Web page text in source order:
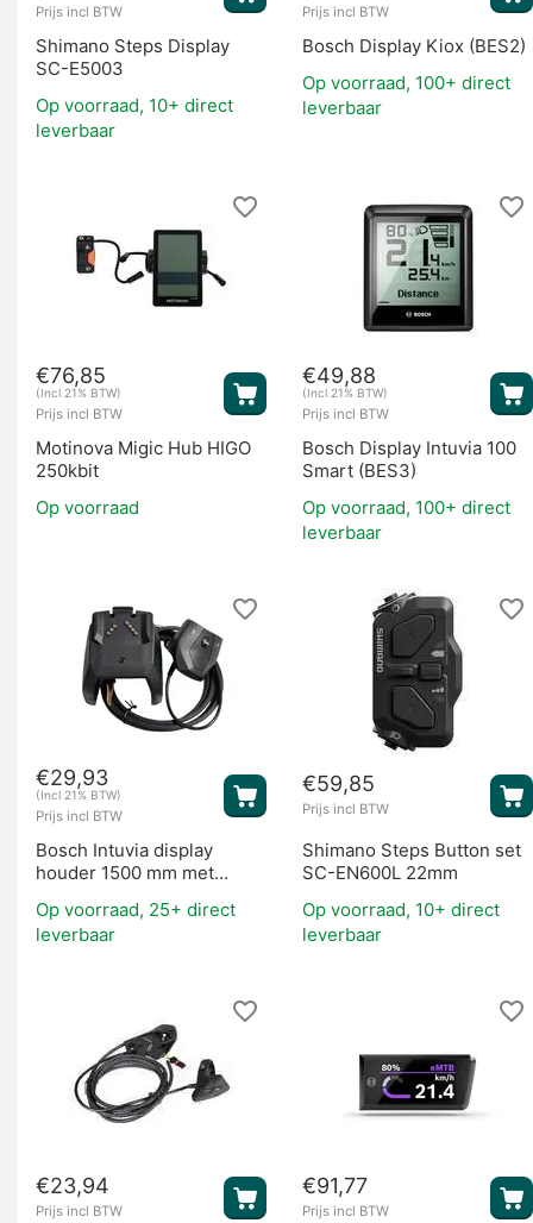
Prijs incl BTW
Shimano Steps Display
SC-E5003
Op voorraad, 10+ direct
leverbaar
Prijs incl BTW
Bosch Display Kiox (BES2)
Op voorraad, 100+ direct
leverbaar
€76,85
(Incl 21% BTW)
Prijs incl BTW
Motinova Migic Hub HIGO
250kbit
Op voorraad
€49,88
(Incl 21% BTW)
Prijs incl BTW
Bosch Display Intuvia 100
Smart (BES3)
Op voorraad, 100+ direct
leverbaar
€29,93
(Incl 21% BTW)
Prijs incl BTW
Bosch Intuvia display
houder 1500 mm met
Op voorraad, 25+ direct
leverbaar
€59,85
Prijs incl BTW
Shimano Steps Button set
SC-EN600L 22mm
Op voorraad, 10+ direct
leverbaar
€23,94
Prijs incl BTW
€91,77
Prijs incl BTW